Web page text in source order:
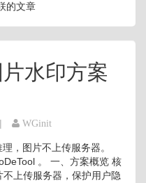
的文章
水印方案
| WGinit
，图片不上传服务器。
。 一、方案概览 核
上传服务器，保护用户隐